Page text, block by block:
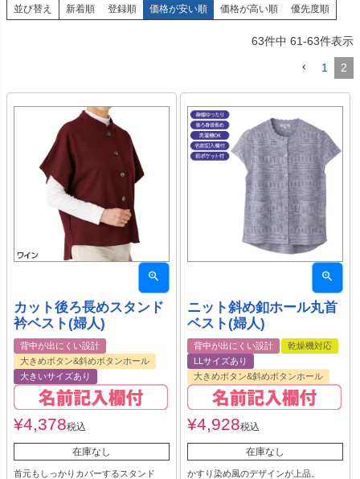
並び替え 新着順 登録順 価格が安い順 価格が高い順 優先度順
63件中 61-63件表示
1 2
カット後ろ長めスタンド
衿ベスト(婦人)
背中が出にくい設計
大きめボタン&斜めボタンホール
大きいサイズあり
¥4,378税込
在庫なし
首元もしっかりカバーするスタンド
ニット斜め釦ホール丸首
ベスト(婦人)
背中が出にくい設計
乾燥機対応
LLサイズあり
大きめボタン&斜めボタンホール
¥4,928税込
在庫なし
かすり染め風のデザインが上品。